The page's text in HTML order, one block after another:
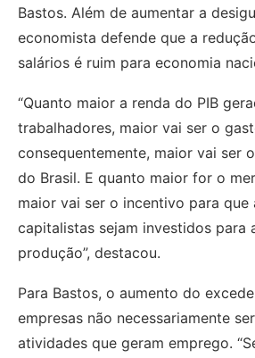
Bastos. Além de aumentar a
economista defende que a
salários é ruim para economia
“Quanto maior a renda do PIB
trabalhadores, maior vai ser o
consequentemente, maior vai ser
do Brasil. E quanto maior for o
maior vai ser o incentivo para que
capitalistas sejam investidos para
produção”, destacou.
Para Bastos, o aumento do
empresas não necessariamente
atividades que geram emprego.